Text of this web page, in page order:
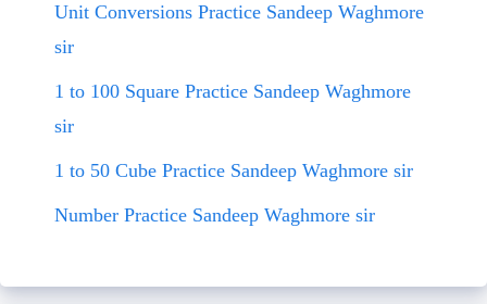
Unit Conversions Practice Sandeep Waghmore
sir
1 to 100 Square Practice Sandeep Waghmore
sir
1 to 50 Cube Practice Sandeep Waghmore sir
Number Practice Sandeep Waghmore sir